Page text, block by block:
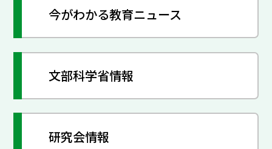
今がわかる教育ニュース
文部科学省情報
研究会情報